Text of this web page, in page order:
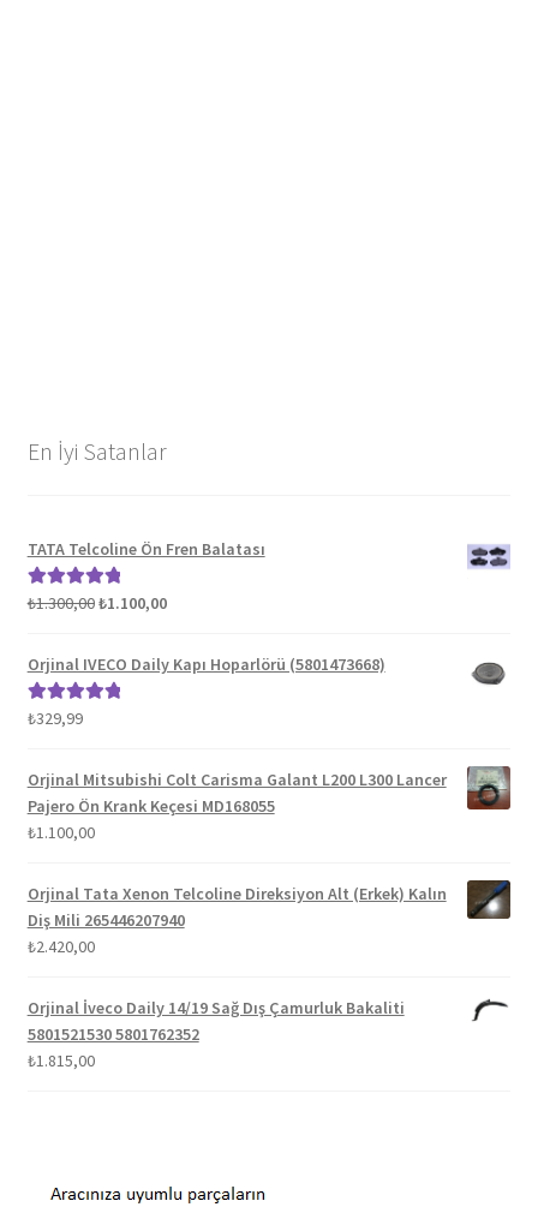
En İyi Satanlar
TATA Telcoline Ön Fren Balatası
5 üzerinden
₺1.300,00Orijinal
₺1.300,00.
₺1.100,00Şu
fiyat:
₺1.100,00.
Orjinal IVECO Daily Kapı Hoparlörü (5801473668)
5 üzerinden
₺329,99
Orjinal Mitsubishi Colt Carisma Galant L200 L300 Lancer
Pajero Ön Krank Keçesi MD168055
₺1.100,00
Orjinal Tata Xenon Telcoline Direksiyon Alt (Erkek) Kalın
Diş Mili 265446207940
₺2.420,00
Orjinal İveco Daily 14/19 Sağ Dış Çamurluk Bakaliti
5801521530 5801762352
₺1.815,00